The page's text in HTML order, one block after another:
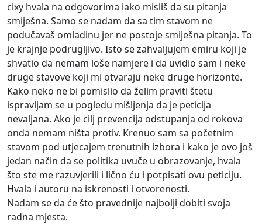
cixy hvala na odgovorima iako misliš da su pitanja
smiješna. Samo se nadam da sa tim stavom ne
podučavaš omladinu jer ne postoje smiješna pitanja. To
je krajnje podrugljivo. Isto se zahvaljujem emiru koji je
shvatio da nemam loše namjere i da uvidio sam i neke
druge stavove koji mi otvaraju neke druge horizonte.
Kako neko ne bi pomislio da želim praviti štetu
ispravljam se u pogledu mišljenja da je peticija
nevaljana. Ako je cilj prevencija odstupanja od rokova
onda nemam ništa protiv. Krenuo sam sa početnim
stavom pod utjecajem trenutnih izbora i kako je ovo još
jedan način da se politika uvuče u obrazovanje, hvala
što ste me razuvjerili i lično ću i potpisati ovu peticiju.
Hvala i autoru na iskrenosti i otvorenosti.
Nadam se da će što pravednije najbolji dobiti svoja
radna mjesta.